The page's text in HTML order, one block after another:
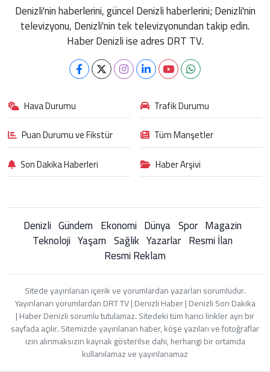
Denizli'nin haberlerini, güncel Denizli haberlerini; Denizli'nin
televizyonu, Denizli'nin tek televizyonundan takip edin.
Haber Denizli ise adres DRT TV.
Hava Durumu
Trafik Durumu
Puan Durumu ve Fikstür
Tüm Manşetler
Son Dakika Haberleri
Haber Arşivi
Denizli Gündem Ekonomi Dünya Spor Magazin
Teknoloji Yaşam Sağlık Yazarlar Resmi İlan
Resmi Reklam
Sitede yayınlanan içerik ve yorumlardan yazarları sorumludur.
Yayınlanan yorumlardan DRT TV | Denizli Haber | Denizli Son Dakika
| Haber Denizli sorumlu tutulamaz. Sitedeki tüm harici linkler ayrı bir
sayfada açılır. Sitemizde yayınlanan haber, köşe yazıları ve fotoğraflar
izin alınmaksızın kaynak gösterilse dahi, herhangi bir ortamda
kullanılamaz ve yayınlanamaz